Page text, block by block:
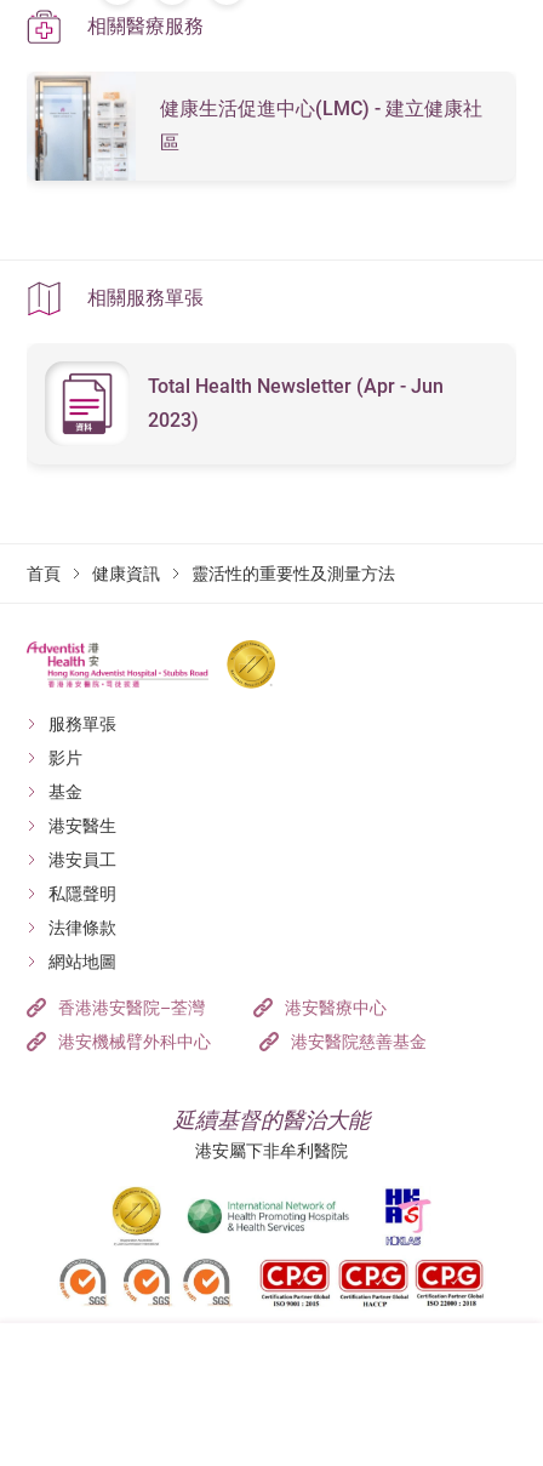
相關醫療服務
健康生活促進中心(LMC) - 建立健康社
區
相關服務單張
Total Health Newsletter (Apr - Jun
2023)
首頁 健康資訊 靈活性的重要性及測量方法
服務單張
影片
基金
港安醫生
港安員工
私隱聲明
法律條款
網站地圖
香港港安醫院–荃灣
港安醫療中心
港安機械臂外科中心
港安醫院慈善基金
延續基督的醫治大能
港安屬下非牟利醫院